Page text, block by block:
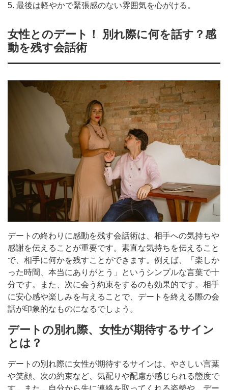
5. 最後は軽やかで緊張感のない雰囲気を心がける。
女性とのデート！ 別れ際に何を話す？感
動を残す会話術
デートの終わりに感動を残す会話術は、相手への気持ちや
感謝を伝えることが重要です。素直な気持ちを伝えること
で、相手に何かを残すことができます。例えば、「楽しか
った時間、本当にありがとう」というシンプルな言葉で十
分です。また、次に会う約束をするのも効果的です。相手
に安心感や楽しみを与えることで、デートを終える際の会
話が印象的なものになるでしょう。
デートの別れ際、女性が期待するサイン
とは？
デートの別れ際に女性が期待するサインは、やさしい言葉
や笑顔、次の約束など、気配りや配慮が感じられる態度で